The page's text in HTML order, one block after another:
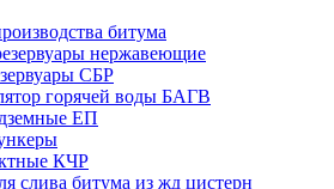
битума
нержавеющие
СБР
горячей воды БАГВ
ЕП
КЧР
слива битума из жд цистерн